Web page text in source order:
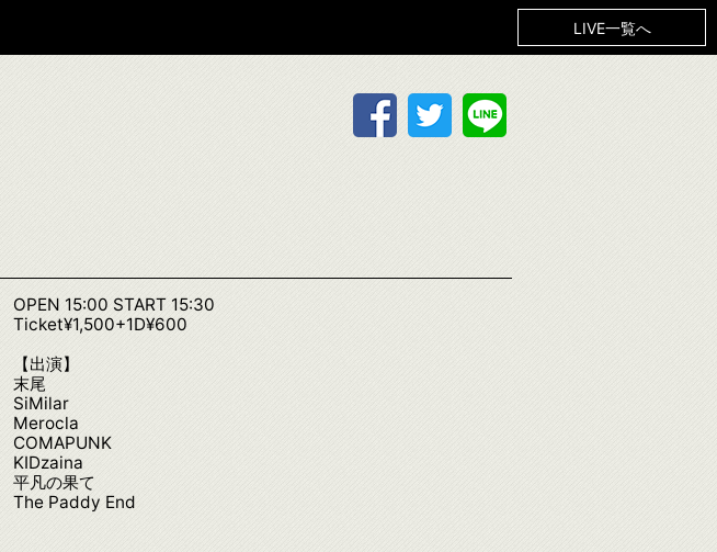
LIVE一覧へ
OPEN 15:00 START 15:30
Ticket¥1,500+1D¥600
【出演】
末尾
SiMilar
Merocla
COMAPUNK
KIDzaina
平凡の果て
The Paddy End